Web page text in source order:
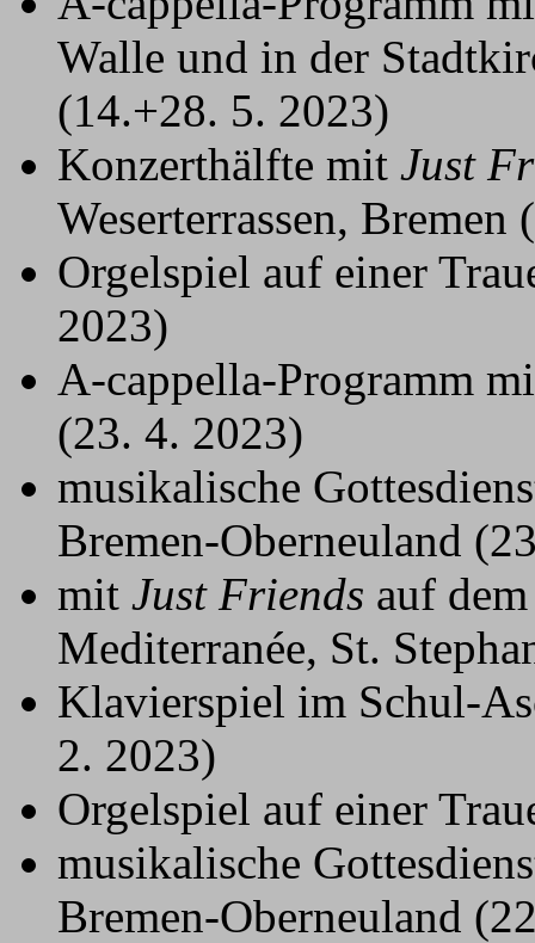
Walle und in der
(14.+28. 5. 2023)
Konzerthälfte mit Just
Weserterrassen, Bremen
Orgelspiel auf einer
2023)
A-cappella-Programm
(23. 4. 2023)
musikalische
Bremen-Oberneuland
mit Just Friends auf
Mediterranée, St.
Klavierspiel im Schul-
2. 2023)
Orgelspiel auf einer
musikalische
Bremen-Oberneuland